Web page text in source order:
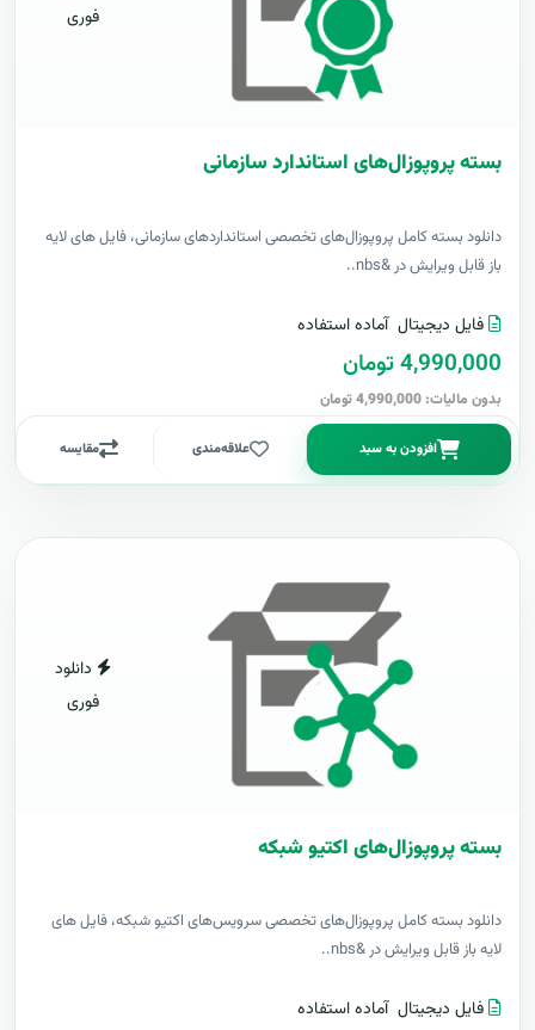
فوری
بسته پروپوزال‌های استاندارد سازمانی
دانلود بسته کامل پروپوزال‌های تخصصی استانداردهای سازمانی، فایل های لایه
باز قابل ویرایش در &nbs..
فایل دیجیتال آماده استفاده
4,990,000 تومان
بدون مالیات: 4,990,000 تومان
افزودن به سبد علاقه‌مندی مقایسه
دانلود
فوری
بسته پروپوزال‌های اکتیو شبکه
دانلود بسته کامل پروپوزال‌های تخصصی سرویس‌های اکتیو شبکه، فایل های
لایه باز قابل ویرایش در &nbs..
فایل دیجیتال آماده استفاده